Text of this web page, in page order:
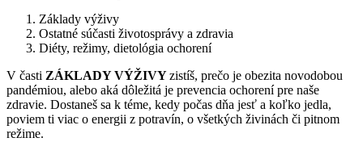
Základy výživy
Ostatné súčasti životosprávy a zdravia
Diéty, režimy, dietológia ochorení
V časti ZÁKLADY VÝŽIVYzistíš, prečo je obezita novodobou
pandémiou, alebo aká dôležitá je prevencia ochorení pre naše
zdravie. Dostaneš sa k téme, kedy počas dňa jesť a koľko jedla,
poviem ti viac o energii z potravín, o všetkých živinách či pitnom
režime.